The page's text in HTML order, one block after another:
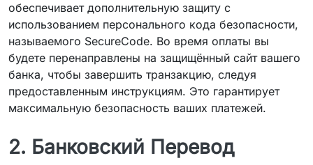
обеспечивает дополнительную защиту с
использованием персонального кода безопасности,
называемого SecureCode. Во время оплаты вы
будете перенаправлены на защищённый сайт вашего
банка, чтобы завершить транзакцию, следуя
предоставленным инструкциям. Это гарантирует
максимальную безопасность ваших платежей.
2. Банковский Перевод